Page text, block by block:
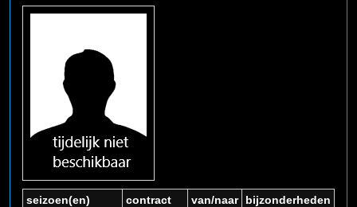
seizoen(en) contract van/naar
bijzonderheden